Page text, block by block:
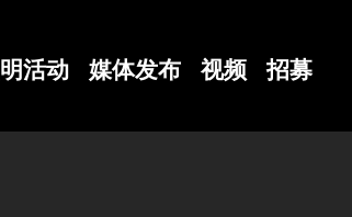
活动 媒体发布 视频 招募